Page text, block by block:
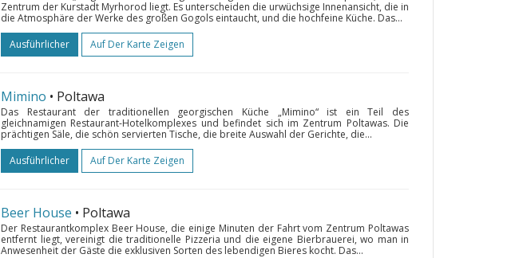
Zentrum der Kurstadt Myrhorod liegt. Es unterscheiden die urwüchsige Innenansicht, die in
die Atmosphäre der Werke des großen Gogols eintaucht, und die hochfeine Küche. Das...
Ausführlicher
Auf Der Karte Zeigen
Mimino • Poltawa
Das Restaurant der traditionellen georgischen Küche „Mimino“ ist ein Teil des
gleichnamigen Restaurant-Hotelkomplexes und befindet sich im Zentrum Poltawas. Die
prächtigen Säle, die schön servierten Tische, die breite Auswahl der Gerichte, die...
Ausführlicher
Auf Der Karte Zeigen
Beer House • Poltawa
Der Restaurantkomplex Beer House, die einige Minuten der Fahrt vom Zentrum Poltawas
entfernt liegt, vereinigt die traditionelle Pizzeria und die eigene Bierbrauerei, wo man in
Anwesenheit der Gäste die exklusiven Sorten des lebendigen Bieres kocht. Das...